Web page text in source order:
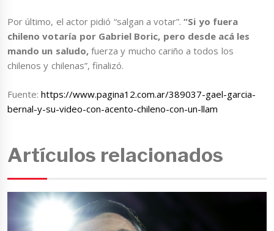
Por último, el actor pidió “salgan a votar”.“Si yo fuera
chileno votaría por Gabriel Boric, pero desde acá les
mando un saludo,fuerza y mucho cariño a todos los
chilenos y chilenas”, finalizó.
Fuente:https://www.pagina12.com.ar/389037-gael-garcia-
bernal-y-su-video-con-acento-chileno-con-un-llam
Artículos relacionados